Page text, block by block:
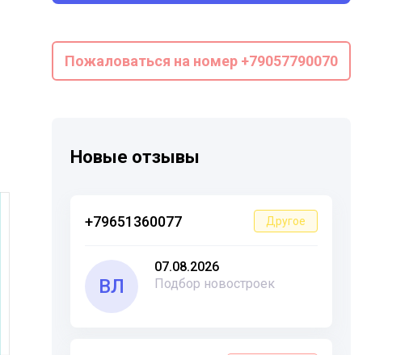
Пожаловаться на номер +79057790070
Новые отзывы
+79651360077 Другое
ВЛ
07.08.2026
Подбор новостроек